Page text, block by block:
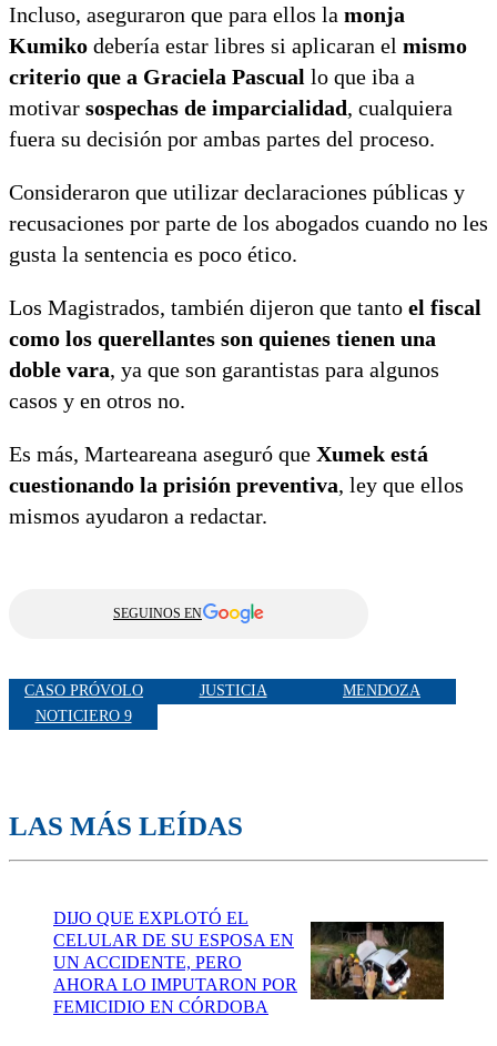
Incluso, aseguraron que para ellos la monja
Kumiko debería estar libres si aplicaran el mismo
criterio que a Graciela Pascual lo que iba a
motivar sospechas de imparcialidad, cualquiera
fuera su decisión por ambas partes del proceso.
Consideraron que utilizar declaraciones públicas y
recusaciones por parte de los abogados cuando no les
gusta la sentencia es poco ético.
Los Magistrados, también dijeron que tanto el fiscal
como los querellantes son quienes tienen una
doble vara, ya que son garantistas para algunos
casos y en otros no.
Es más, Marteareana aseguró que Xumek está
cuestionando la prisión preventiva, ley que ellos
mismos ayudaron a redactar.
SEGUINOS EN
CASO PRÓVOLO JUSTICIA
MENDOZA
NOTICIERO 9
LAS MÁS LEÍDAS
DIJO QUE EXPLOTÓ EL
CELULAR DE SU ESPOSA EN
UN ACCIDENTE, PERO
AHORA LO IMPUTARON POR
FEMICIDIO EN CÓRDOBA